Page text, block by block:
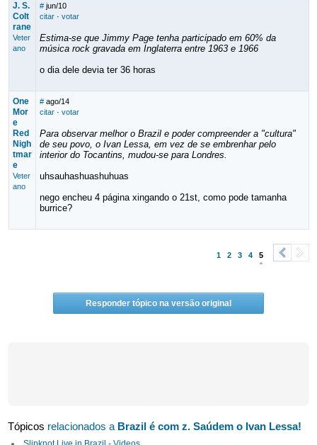
J. S.
Colt
rane
Veter
ano
# jun/10
citar· votar
Estima-se que Jimmy Page tenha participado em 60% da
música rock gravada em Inglaterra entre 1963 e 1966
o dia dele devia ter 36 horas
One
Mor
e
Red
Nigh
tmar
e
Veter
ano
# ago/14
citar· votar
Para observar melhor o Brazil e poder compreender a "cultura"
de seu povo, o Ivan Lessa, em vez de se embrenhar pelo
interior do Tocantins, mudou-se para Londres.
uhsauhashuashuhuas
nego encheu 4 página xingando o 21st, como pode tamanha
burrice?
1 2 3 4 5
>
Responder tópico na versão original
Tópicos relacionados a Brazil é com z. Saúdem o Ivan Lessa!